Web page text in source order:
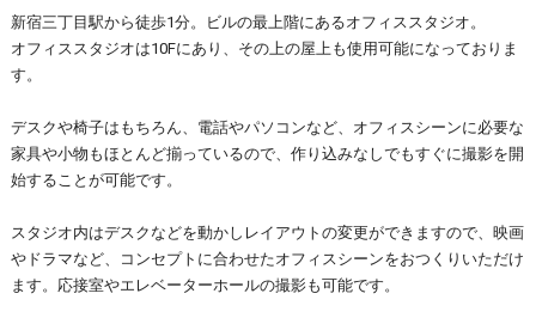
新宿三丁目駅から徒歩1分。ビルの最上階にあるオフィススタジオ。
オフィススタジオは10Fにあり、その上の屋上も使用可能になっておりま
す。
デスクや椅子はもちろん、電話やパソコンなど、オフィスシーンに必要な
家具や小物もほとんど揃っているので、作り込みなしでもすぐに撮影を開
始することが可能です。
スタジオ内はデスクなどを動かしレイアウトの変更ができますので、映画
やドラマなど、コンセプトに合わせたオフィスシーンをおつくりいただけ
ます。応接室やエレベーターホールの撮影も可能です。